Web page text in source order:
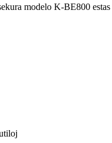
modelo K-BE800